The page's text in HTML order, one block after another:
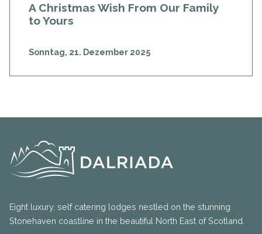
A Christmas Wish From Our Family
to Yours
Sonntag, 21. Dezember 2025
Eight luxury, self catering lodges nestled on the stunning
Stonehaven coastline in the beautiful North East of Scotland.